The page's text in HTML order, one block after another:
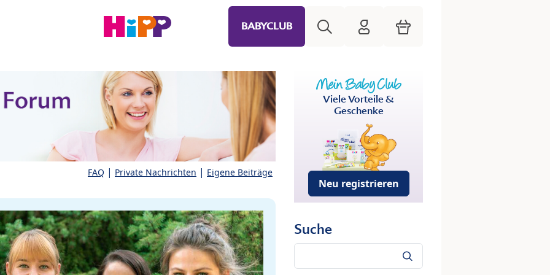
BABYCLUB HiPP Mein Babyclub
Warenkorb
FAQ | Private Nachrichten | Eigene Beiträge
Viele Vorteile &
Geschenke
Neu registrieren
Suche